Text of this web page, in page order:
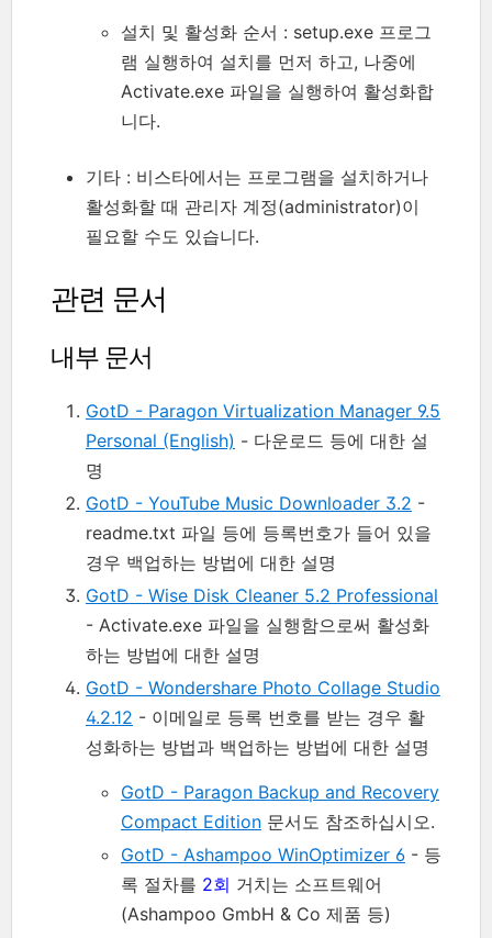
설치 및 활성화 순서 : setup.exe 프로그
램 실행하여 설치를 먼저 하고, 나중에
Activate.exe 파일을 실행하여 활성화합
니다.
기타 : 비스타에서는 프로그램을 설치하거나
활성화할 때 관리자 계정(administrator)이
필요할 수도 있습니다.
관련 문서
내부 문서
GotD - Paragon Virtualization Manager 9.5
Personal (English) - 다운로드 등에 대한 설
명
GotD - YouTube Music Downloader 3.2 -
readme.txt 파일 등에 등록번호가 들어 있을
경우 백업하는 방법에 대한 설명
GotD - Wise Disk Cleaner 5.2 Professional
- Activate.exe 파일을 실행함으로써 활성화
하는 방법에 대한 설명
GotD - Wondershare Photo Collage Studio
4.2.12 - 이메일로 등록 번호를 받는 경우 활
성화하는 방법과 백업하는 방법에 대한 설명
GotD - Paragon Backup and Recovery
Compact Edition 문서도 참조하십시오.
GotD - Ashampoo WinOptimizer 6 - 등
록 절차를 2회 거치는 소프트웨어
(Ashampoo GmbH & Co 제품 등)